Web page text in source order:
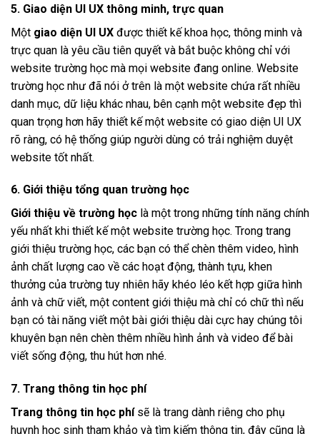
5. Giao diện UI UX thông minh, trực quan
Một giao diện UI UX được thiết kế khoa học, thông minh và
trực quan là yêu cầu tiên quyết và bắt buộc không chỉ với
website trường học mà mọi website đang online. Website
trường học như đã nói ở trên là một website chứa rất nhiều
danh mục, dữ liệu khác nhau, bên cạnh một website đẹp thì
quan trọng hơn hãy thiết kế một website có giao diện UI UX
rõ ràng, có hệ thống giúp người dùng có trải nghiệm duyệt
website tốt nhất.
6. Giới thiệu tổng quan trường học
Giới thiệu về trường học là một trong những tính năng chính
yếu nhất khi thiết kế một website trường học. Trong trang
giới thiệu trường học, các bạn có thể chèn thêm video, hình
ảnh chất lượng cao về các hoạt động, thành tựu, khen
thưởng của trường tuy nhiên hãy khéo léo kết hợp giữa hình
ảnh và chữ viết, một content giới thiệu mà chỉ có chữ thì nếu
bạn có tài năng viết một bài giới thiệu dài cực hay chúng tôi
khuyên bạn nên chèn thêm nhiều hình ảnh và video để bài
viết sống động, thu hút hơn nhé.
7. Trang thông tin học phí
Trang thông tin học phísẽ là trang dành riêng cho phụ
huynh học sinh tham khảo và tìm kiếm thông tin, đây cũng là